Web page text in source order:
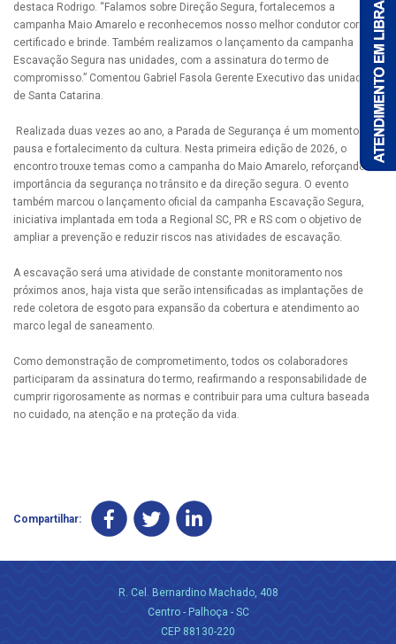
destaca Rodrigo. “Falamos sobre Direção Segura, fortalecemos a
campanha Maio Amarelo e reconhecemos nosso melhor condutor com
certificado e brinde. Também realizamos o lançamento da campanha
Escavação Segura nas unidades, com a assinatura do termo de
compromisso.” Comentou Gabriel Fasola Gerente Executivo das unidades
de Santa Catarina.
Realizada duas vezes ao ano, a Parada de Segurança é um momento de
pausa e fortalecimento da cultura. Nesta primeira edição de 2026, o
encontro trouxe temas como a campanha do Maio Amarelo, reforçando a
importância da segurança no trânsito e da direção segura. O evento
também marcou o lançamento oficial da campanha Escavação Segura,
iniciativa implantada em toda a Regional SC, PR e RS com o objetivo de
ampliar a prevenção e reduzir riscos nas atividades de escavação.
A escavação será uma atividade de constante monitoramento nos
próximos anos, haja vista que serão intensificadas as implantações de
rede coletora de esgoto para expansão da cobertura e atendimento ao
marco legal de saneamento.
Como demonstração de comprometimento, todos os colaboradores
participaram da assinatura do termo, reafirmando a responsabilidade de
cumprir rigorosamente as normas e contribuir para uma cultura baseada
no cuidado, na atenção e na proteção da vida.
Compartilhar:
R. Cel. Bernardino Machado, 408
Centro - Palhoça - SC
CEP 88130-220